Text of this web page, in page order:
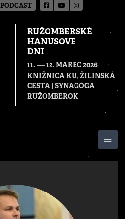
RUŽOMBERSKÉ
HANUSOVE
DNI
11. — 12. MAREC 2026
KNIŽNICA KU, ŽILINSKÁ
CESTA | SYNAGÓGA
RUŽOMBEROK
PODCAST